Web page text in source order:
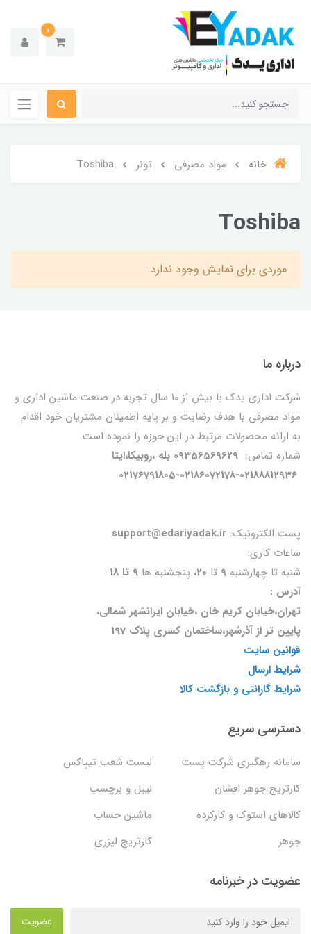
0
خانه مواد مصرفی تونر Toshiba
Toshiba
موردی برای نمایش وجود ندارد.
درباره ما
شرکت اداری یدک با بیش از 10 سال تجربه در صنعت ماشین اداری و
مواد مصرفی با هدف رضایت و بر پایه اطمینان مشتریان خود اقدام
به ارائه محصولات مرتبط در این حوزه را نموده است.
شماره تماس: 09356569629 بله ،روبیکا،ایتا
02176791805-02186072178-02188812936
پست الکترونیک:
ساعات کاری:
شنبه تا چهارشنبه 9 تا 20، پنجشنبه ها
آدرس :
تهران،خیابان کریم خان ،خیابان ایرانشهر شمالی،
پایین تر از آذرشهر،ساختمان کسری پلاک 197
قوانین سایت
شرایط ارسال
شرایط گارانتی و بازگشت کالا
دسترسی سریع
سامانه رهگیری شرکت پست
لیست شعب تیپاکس
کارتریج جوهر افشان
لیبل و برچسب
کالاهای استوک و کارکرده
ماشین حساب
جوهر
کارتریج لیزری
عضویت در خبرنامه
عضویت